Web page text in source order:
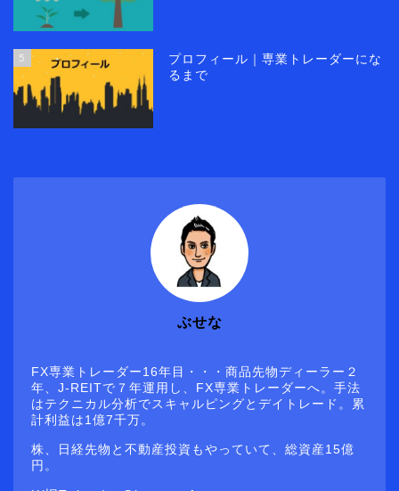
5
プロフィール｜専業トレーダーにな
るまで
ぶせな
FX専業トレーダー16年目・・・商品先物ディーラー２
年、J-REITで７年運用し、FX専業トレーダーへ。手法
はテクニカル分析でスキャルピングとデイトレード。累
計利益は1億7千万。
株、日経先物と不動産投資もやっていて、総資産15億
円。